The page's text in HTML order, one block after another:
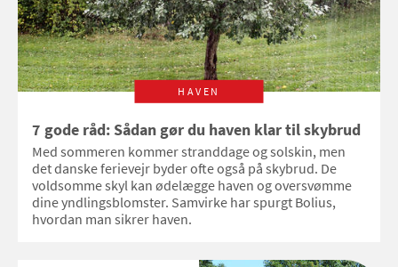
HAVEN
7 gode råd: Sådan gør du haven klar til skybrud
Med sommeren kommer stranddage og solskin, men
det danske ferievejr byder ofte også på skybrud. De
voldsomme skyl kan ødelægge haven og oversvømme
dine yndlingsblomster. Samvirke har spurgt Bolius,
hvordan man sikrer haven.